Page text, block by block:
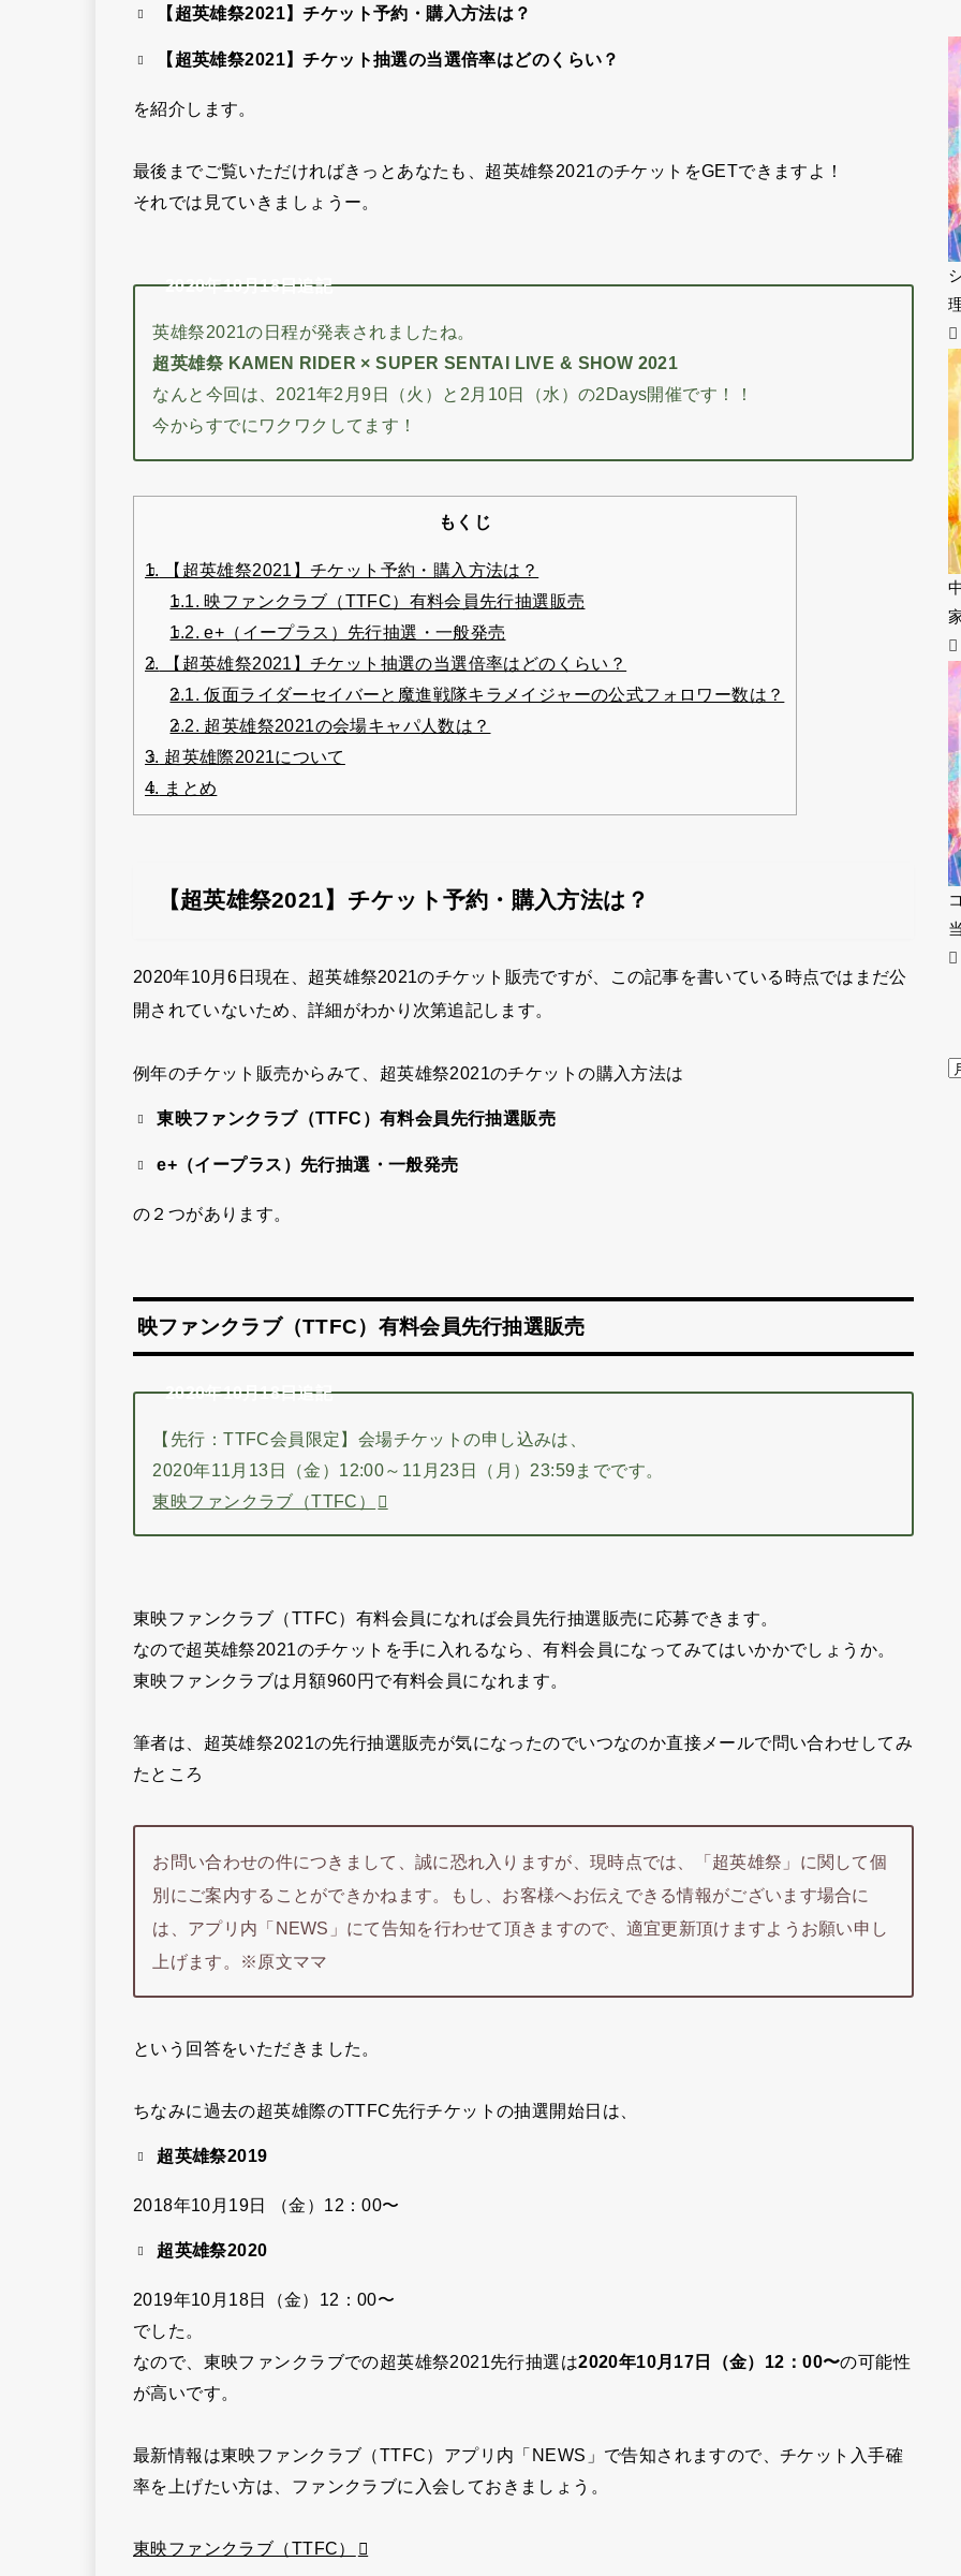
【超英雄祭2021】チケット予約・購入方法は？
【超英雄祭2021】チケット抽選の当選倍率はどのくらい？
を紹介します。
最後までご覧いただければきっとあなたも、超英雄祭2021のチケットをGETできますよ！
それでは見ていきましょうー。
2020年10月18日追記
英雄祭2021の日程が発表されましたね。
超英雄祭 KAMEN RIDER × SUPER SENTAI LIVE & SHOW 2021
なんと今回は、2021年2月9日（火）と2月10日（水）の2Days開催です！！
今からすでにワクワクしてます！
もくじ
1.
【超英雄祭2021】チケット予約・購入方法は？
1.1. 映ファンクラブ（TTFC）有料会員先行抽選販売
1.2. e+（イープラス）先行抽選・一般発売
2.
【超英雄祭2021】チケット抽選の当選倍率はどのくらい？
2.1. 仮面ライダーセイバーと魔進戦隊キラメイジャーの公式フォロワー数は？
2.2. 超英雄祭2021の会場キャパ人数は？
3. 超英雄際2021について
4. まとめ
【超英雄祭2021】チケット予約・購入方法は？
2020年10月6日現在、超英雄祭2021のチケット販売ですが、この記事を書いている時点ではまだ公
開されていないため、詳細がわかり次第追記します。
例年のチケット販売からみて、超英雄祭2021のチケットの購入方法は
東映ファンクラブ（TTFC）有料会員先行抽選販売
e+（イープラス）先行抽選・一般発売
の２つがあります。
映ファンクラブ（TTFC）有料会員先行抽選販売
2020年10月18日追記
【先行：TTFC会員限定】会場チケットの申し込みは、
2020年11月13日（金）12:00～11月23日（月）23:59までです。
東映ファンクラブ（TTFC）
東映ファンクラブ（TTFC）有料会員になれば会員先行抽選販売に応募できます。
なので超英雄祭2021のチケットを手に入れるなら、有料会員になってみてはいかかでしょうか。
東映ファンクラブは月額960円で有料会員になれます。
筆者は、超英雄祭2021の先行抽選販売が気になったのでいつなのか直接メールで問い合わせしてみ
たところ
お問い合わせの件につきまして、誠に恐れ入りますが、現時点では、「超英雄祭」に関して個
別にご案内することができかねます。もし、お客様へお伝えできる情報がございます場合に
は、アプリ内「NEWS」にて告知を行わせて頂きますので、適宜更新頂けますようお願い申し
上げます。※原文ママ
という回答をいただきました。
ちなみに過去の超英雄際のTTFC先行チケットの抽選開始日は、
超英雄祭2019
2018年10月19日 （金）12：00〜
超英雄祭2020
2019年10月18日（金）12：00〜
でした。
なので、東映ファンクラブでの超英雄祭2021先行抽選は2020年10月17日（金）12：00〜の可能性
が高いです。
最新情報は東映ファンクラブ（TTFC）アプリ内「NEWS」で告知されますので、チケット入手確
率を上げたい方は、ファンクラブに入会しておきましょう。
東映ファンクラブ（TTFC）